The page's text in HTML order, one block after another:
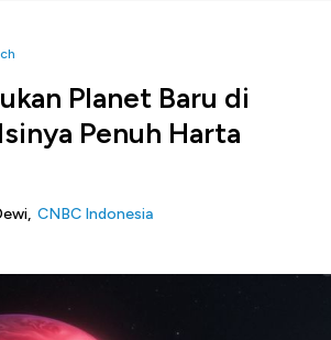
Planet Baru di
Penuh Harta
CNBC Indonesia